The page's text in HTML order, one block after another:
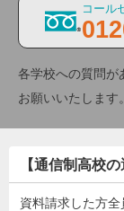
コール
各学校への質問が
お願いいたします。
【通信制高校
資料請求した方